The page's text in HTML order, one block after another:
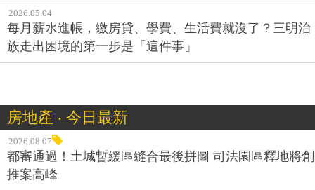
2026.05.04
每月薪水進帳，繳房貸、學費、生活費就沒了？三明治
族走出困境的第一步是「這件事」
房地產 ‧ 今日最新
2026.08.07
都審通過！土城暫緩區縫合最後拼圖 司法園區釋地將創
推案高峰